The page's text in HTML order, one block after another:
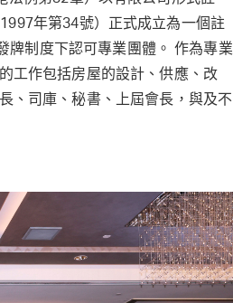
年第34號）正式成立為一個註
牌制度下認可專業團體。 作為專業
工作包括房屋的設計、供應、改
、司庫、秘書、上屆會長，與及不